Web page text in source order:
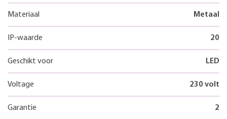
Materiaal Metaal
IP-waarde 20
Geschikt voor LED
Voltage 230 volt
Garantie 2